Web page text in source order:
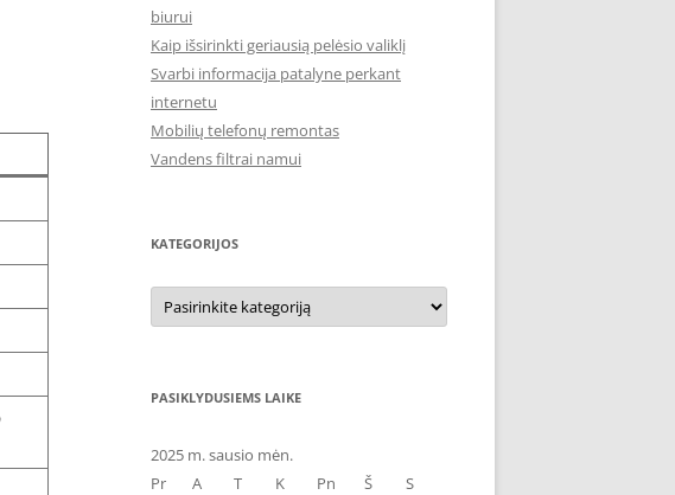
biurui
Kaip išsirinkti geriausią pelėsio valiklį
Svarbi informacija patalyne perkant
internetu
Mobilių telefonų remontas
Vandens filtrai namui
KATEGORIJOS
Kategorijos
PASIKLYDUSIEMS LAIKE
2025 m. sausio mėn.
Pr
A T K Pn Š
S